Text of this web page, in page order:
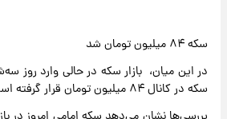
سکه ۸۴ میلیون تومان شد
سکه در کانال ۸۴ میلیون تومان قرار گرفته است.